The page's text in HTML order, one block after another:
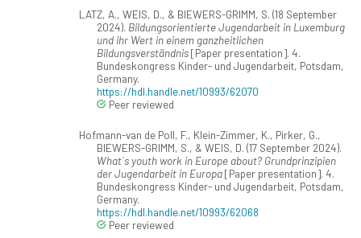
LATZ, A., WEIS, D., & BIEWERS-GRIMM, S. (18 September
2024). Bildungsorientierte Jugendarbeit in Luxemburg
und ihr Wert in einem ganzheitlichen
Bildungsverständnis[Paper presentation]. 4.
Bundeskongress Kinder- und Jugendarbeit, Potsdam,
Germany.
https://hdl.handle.net/10993/62070
Peer reviewed
Hofmann-van de Poll, F., Klein-Zimmer, K., Pirker, G.,
BIEWERS-GRIMM, S., & WEIS, D. (17 September 2024).
What´s youth work in Europe about? Grundprinzipien
der Jugendarbeit in Europa[Paper presentation]. 4.
Bundeskongress Kinder- und Jugendarbeit, Potsdam,
Germany.
https://hdl.handle.net/10993/62068
Peer reviewed